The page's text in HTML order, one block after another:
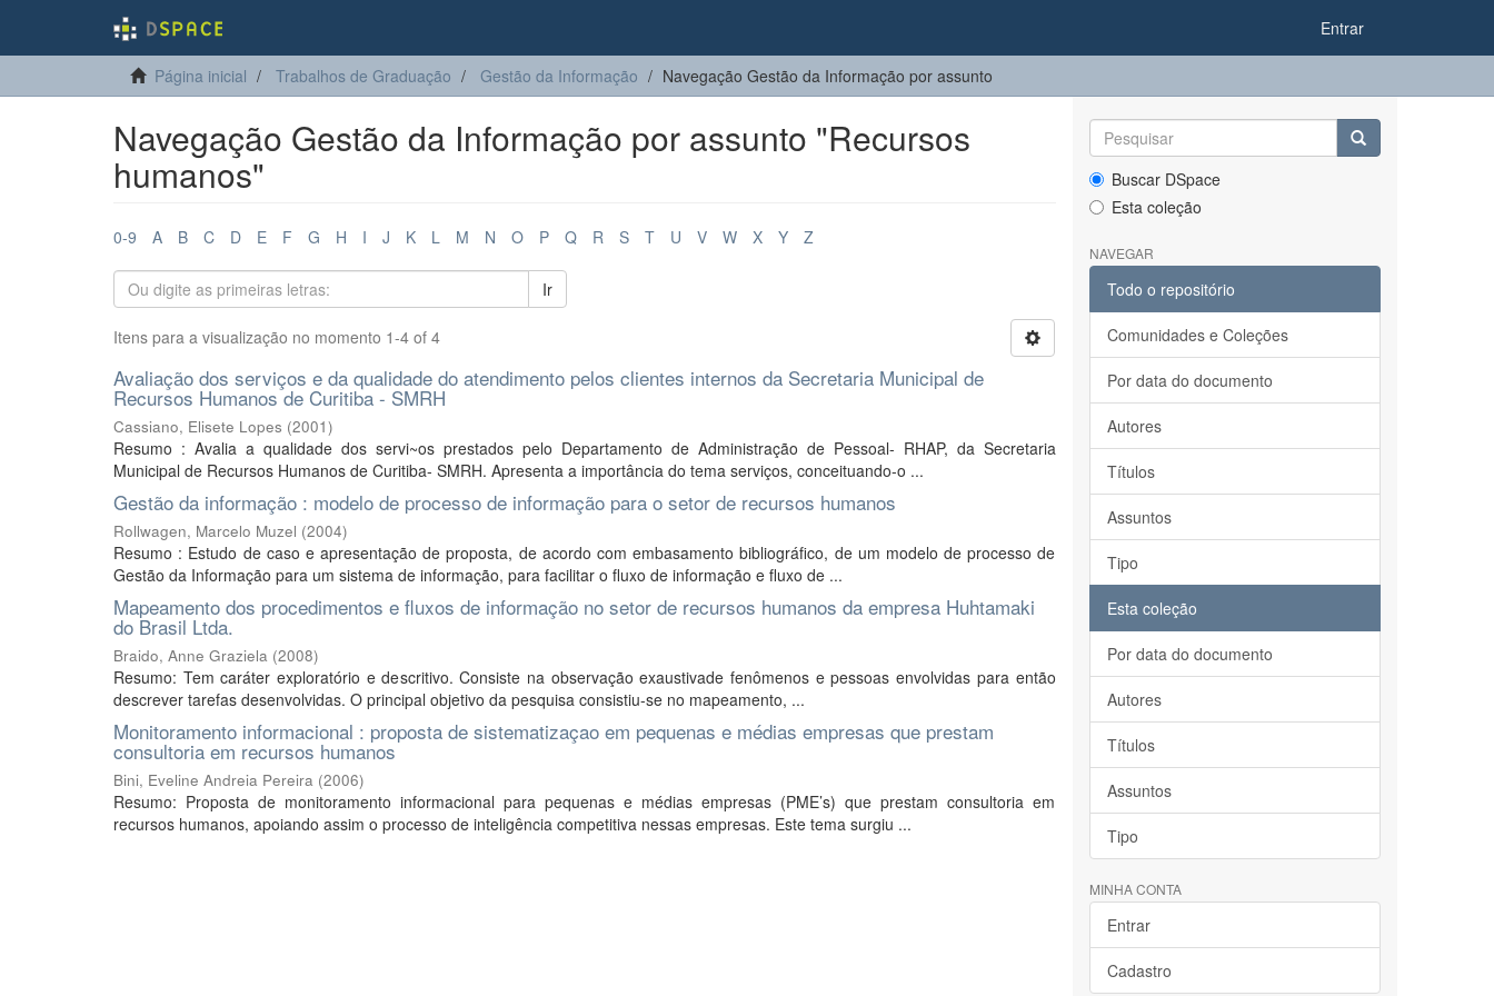
Entrar
Página inicial Trabalhos de Graduação Gestão da Informação Navegação Gestão da Informação por assunto
Navegação Gestão da Informação por assunto "Recursos
humanos"
0-9 A B C D E F G H I J K L M N O P Q R S T U V W X Y Z
Ir
Itens para a visualização no momento 1-4 of 4
Avaliação dos serviços e da qualidade do atendimento pelos clientes internos da Secretaria Municipal de
Recursos Humanos de Curitiba - SMRH
Cassiano, Elisete Lopes (2001)
Resumo : Avalia a qualidade dos servi~os prestados pelo Departamento de Administração de Pessoal- RHAP, da Secretaria
Municipal de Recursos Humanos de Curitiba- SMRH. Apresenta a importância do tema serviços, conceituando-o ...
Gestão da informação : modelo de processo de informação para o setor de recursos humanos
Rollwagen, Marcelo Muzel (2004)
Resumo : Estudo de caso e apresentação de proposta, de acordo com embasamento bibliográfico, de um modelo de processo de
Gestão da Informação para um sistema de informação, para facilitar o fluxo de informação e fluxo de ...
Mapeamento dos procedimentos e fluxos de informação no setor de recursos humanos da empresa Huhtamaki
do Brasil Ltda.
Braido, Anne Graziela (2008)
Resumo: Tem caráter exploratório e descritivo. Consiste na observação exaustivade fenômenos e pessoas envolvidas para então
descrever tarefas desenvolvidas. O principal objetivo da pesquisa consistiu-se no mapeamento, ...
Monitoramento informacional : proposta de sistematizaçao em pequenas e médias empresas que prestam
consultoria em recursos humanos
Bini, Eveline Andreia Pereira (2006)
Resumo: Proposta de monitoramento informacional para pequenas e médias empresas (PME’s) que prestam consultoria em
recursos humanos, apoiando assim o processo de inteligência competitiva nessas empresas. Este tema surgiu ...
Buscar DSpace
Esta coleção
NAVEGAR
Todo o repositório
Comunidades e Coleções
Por data do documento
Autores
Títulos
Assuntos
Tipo
Esta coleção
Por data do documento
Autores
Títulos
Assuntos
Tipo
MINHA CONTA
Entrar
Cadastro